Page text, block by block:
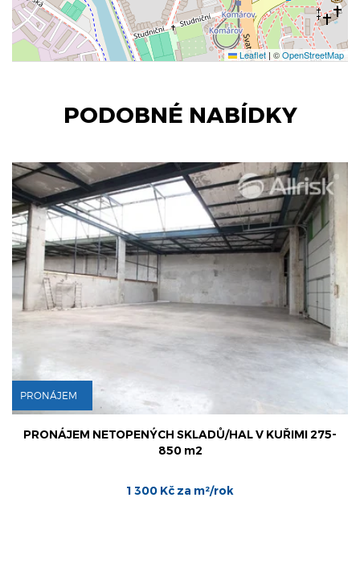
Leaflet| ©OpenStreetMap
PODOBNÉ NABÍDKY
HAL V KUŘIMI 275-
PRONÁJEM NETOPENÝCH